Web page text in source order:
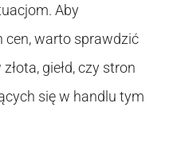
Aby
cen, warto sprawdzić
giełd, czy stron
się w handlu tym